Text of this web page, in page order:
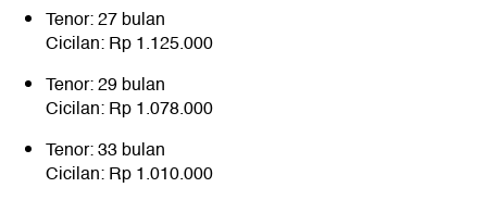
Tenor: 27 bulan
Cicilan: Rp 1.125.000
Tenor: 29 bulan
Cicilan: Rp 1.078.000
Tenor: 33 bulan
Cicilan: Rp 1.010.000